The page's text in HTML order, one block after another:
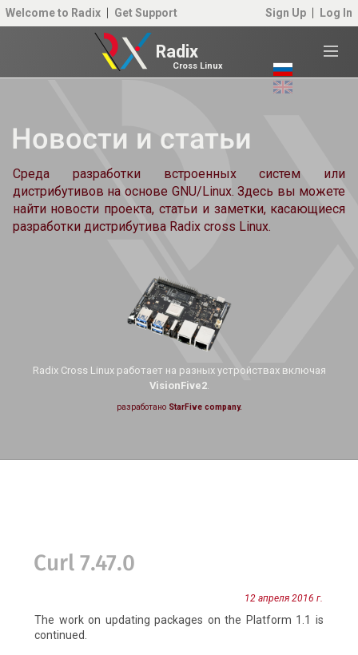
Welcome to Radix Get Support Sign Up Log In
Radix
Cross Linux
Новости и статьи
Среда разработки встроенных систем или
дистрибутивов на основе GNU/Linux. Здесь вы можете
найти новости проекта, статьи и заметки, касающиеся
разработки дистрибутива Radix cross Linux.
Radix Cross Linux работает на разных устройствах включая
VisionFive2.
разработано StarFive company.
Curl 7.47.0
12 апреля 2016 г.
The work on updating packages on the Platform 1.1 is
continued.